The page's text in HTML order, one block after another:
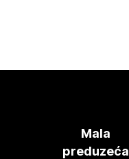
Mala
preduzeća